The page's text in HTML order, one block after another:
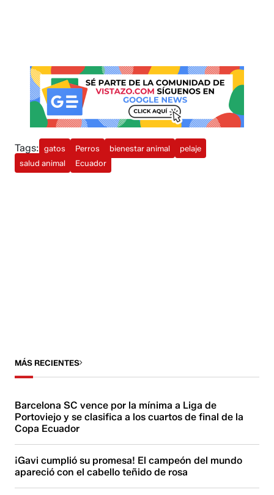
Tags: gatos Perros bienestar animal
pelaje
salud animal
Ecuador
MÁS RECIENTES
Barcelona SC vence por la mínima a Liga de
Portoviejo y se clasifica a los cuartos de final de la
Copa Ecuador
¡Gavi cumplió su promesa! El campeón del mundo
apareció con el cabello teñido de rosa